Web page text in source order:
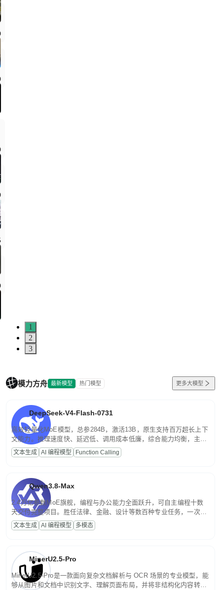
1
2
3
模力方舟 最新模型 热门模型 更多大模型
DeepSeek-V4-Flash-0731
高效轻量化MoE模型，总参284B，激活13B，原生支持百万超长上下
文能力。推理速度快、延迟低、调用成本低廉，综合能力均衡，主打
高并发、轻量化任务，适合日常对话、内容创作、基础 RAG、批量
文案处理等普惠刚需场景。
文本生成 AI 编程模型 Function Calling
Qwen3.8-Max
2.4万亿参数MoE旗舰，编程与办公能力全面跃升，可自主编程十数
天交付完整项目。胜任法律、金融、设计等数百种专业任务，一次对
话端到端交付生产级成果。原生视觉理解贯穿规划、执行与验证全流
程，支持超长文档与长视频的深度语义解析。长程任务中自主规划与
文本生成 AI 编程模型 多模态
MinerU2.5-Pro
MinerU2.5-Pro是一款面向复杂文档解析与 OCR 场景的专业模型，能
够从图片和文档中识别文字、理解页面布局，并将非结构化内容转换